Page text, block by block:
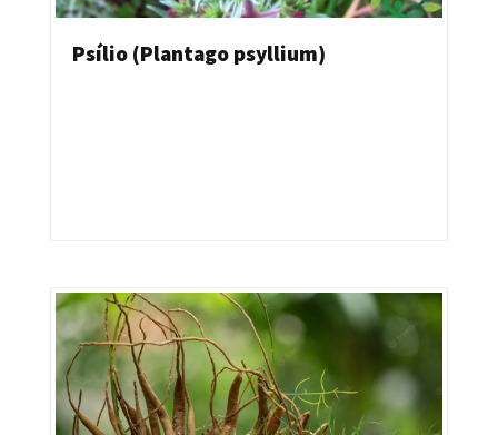
Psílio (Plantago psyllium)